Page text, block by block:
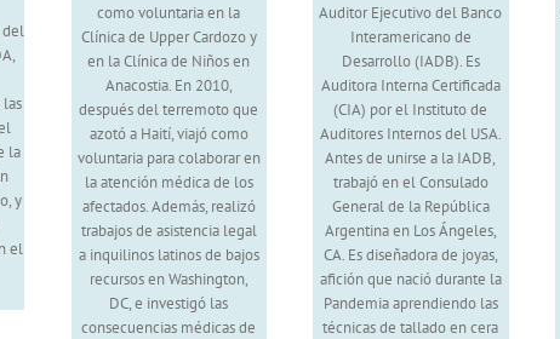
del
la
y
el
como voluntaria en la
Clínica de Upper Cardozo y
en la Clínica de Niños en
Anacostia. En 2010,
después del terremoto que
azotó a Haití, viajó como
voluntaria para colaborar en
la atención médica de los
afectados. Además, realizó
trabajos de asistencia legal
a inquilinos latinos de bajos
recursos en Washington,
DC, e investigó las
consecuencias médicas de
Auditor Ejecutivo del Banco
Interamericano de
Desarrollo (IADB). Es
Auditora Interna Certificada
(CIA) por el Instituto de
Auditores Internos del USA.
Antes de unirse a la IADB,
trabajó en el Consulado
General de la República
Argentina en Los Ángeles,
CA. Es diseñadora de joyas,
afición que nació durante la
Pandemia aprendiendo las
técnicas de tallado en cera